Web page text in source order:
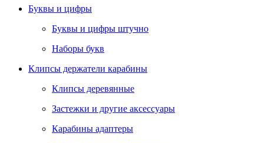
Буквы и цифры
Буквы и цифры штучно
Наборы букв
Клипсы держатели карабины
Клипсы деревянные
Застежки и другие аксессуары
Карабины адаптеры